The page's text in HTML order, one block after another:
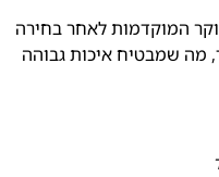
המוקדמות לאחר בחירה
מה שמבטיח איכות גבוהה